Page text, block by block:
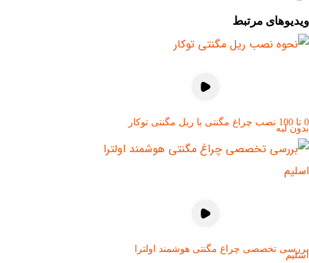
ویدیوهای مرتبط
0 تا 100 نصب چراغ مگنتی با ریل مگنتی توکار
بدون لبه
بررسی تخصصی چراغ مگنتی هوشمند اولترا
اسلیم